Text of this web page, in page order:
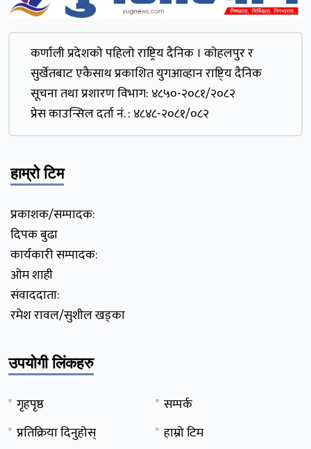
कर्णाली प्रदेशकाे पहिलाे राष्ट्रिय दैनिक । काेहलपुर र
सुर्खेतबाट एकैसाथ प्रकाशित युगआव्हान राष्टि्य दैनिक
सूचना तथा प्रशारण विभाग: ४८५०-२०८१/२०८२
प्रेस काउन्सिल दर्ता नं. : ४८४८-२०८१/०८२
हाम्रो टिम
प्रकाशक/सम्पादक:
दिपक बुढा
कार्यकारी सम्पादक:
ओम शाही
संवाददाता:
रमेश रावल/सुशील खड्का
उपयोगी लिंकहरु
गृहपृष्ठ
सम्पर्क
प्रतिक्रिया दिनुहोस्
हाम्रो टिम